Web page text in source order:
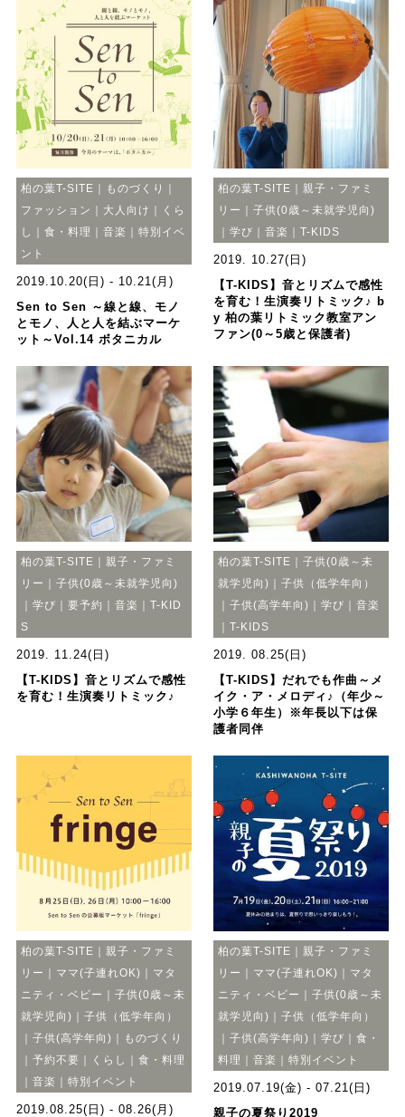
柏の葉T-SITE｜ものづくり｜
ファッション｜大人向け｜くら
し｜食・料理｜音楽｜特別イベ
ント
2019.10.20(日) - 10.21(月)
Sen to Sen ～線と線、モノ
とモノ、人と人を結ぶマーケ
ット～Vol.14 ボタニカル
柏の葉T-SITE｜親子・ファミ
リー｜子供(0歳～未就学児向)
｜学び｜音楽｜T-KIDS
2019. 10.27(日)
【T-KIDS】音とリズムで感性
を育む！生演奏リトミック♪ b
y 柏の葉リトミック教室アン
ファン(0～5歳と保護者)
柏の葉T-SITE｜親子・ファミ
リー｜子供(0歳～未就学児向)
｜学び｜要予約｜音楽｜T-KID
S
2019. 11.24(日)
【T-KIDS】音とリズムで感性
を育む！生演奏リトミック♪
柏の葉T-SITE｜子供(0歳～未
就学児向)｜子供（低学年向）
｜子供(高学年向)｜学び｜音楽
｜T-KIDS
2019. 08.25(日)
【T-KIDS】だれでも作曲～メ
イク・ア・メロディ♪（年少～
小学６年生）※年長以下は保
護者同伴
柏の葉T-SITE｜親子・ファミ
リー｜ママ(子連れOK)｜マタ
ニティ・ベビー｜子供(0歳～未
就学児向)｜子供（低学年向）
｜子供(高学年向)｜ものづくり
｜予約不要｜くらし｜食・料理
｜音楽｜特別イベント
2019.08.25(日) - 08.26(月)
柏の葉T-SITE｜親子・ファミ
リー｜ママ(子連れOK)｜マタ
ニティ・ベビー｜子供(0歳～未
就学児向)｜子供（低学年向）
｜子供(高学年向)｜学び｜食・
料理｜音楽｜特別イベント
2019.07.19(金) - 07.21(日)
親子の夏祭り2019